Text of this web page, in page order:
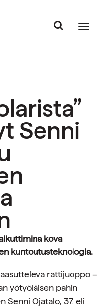
Senni
kova
kuntoutusteknologia.
rattijuoppo –
yötyöläisen pahin
Senni Ojatalo, 37, eli